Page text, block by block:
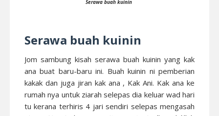
Serawa buah kuinin
Serawa buah kuinin
Jom sambung kisah serawa buah kuinin yang kak
ana buat baru-baru ini. Buah kuinin ni pemberian
kakak dan juga jiran kak ana , Kak Ani. Kak ana ke
rumah nya untuk ziarah selepas dia keluar wad hari
tu kerana terhiris 4 jari sendiri selepas mengasah